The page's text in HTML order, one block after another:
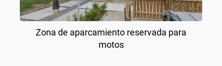
Zona de aparcamiento reservada para
motos